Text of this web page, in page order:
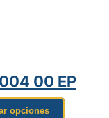
00 EP
opciones